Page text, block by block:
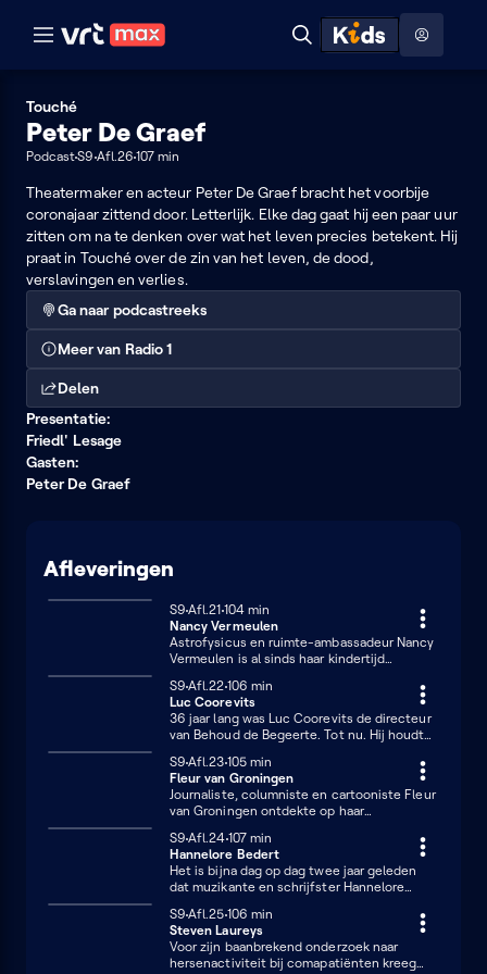
Naar hoofdinhoud Naar audiodescriptie Naar help
Zoeken
ontdekken
Touché
Peter De Graef
PodcastS9 Afl.26 107 min
Theatermaker en acteur Peter De Graef bracht het voorbije
coronajaar zittend door. Letterlijk. Elke dag gaat hij een paar uur
zitten om na te denken over wat het leven precies betekent. Hij
praat in Touché over de zin van het leven, de dood,
verslavingen en verlies.
Ga naar podcastreeks
Meer van Radio 1
Delen
Presentatie:
Friedl' Lesage
Gasten:
Peter De Graef
Afleveringen
Seizoen 9
S9Afl.21104 minuten
104 min
Nancy Vermeulen
Astrofysicus en ruimte-ambassadeur Nancy
Vermeulen is al sinds haar kindertijd
Steven Spielberg over Ufo’s en aliens
hebben daar zeker toe bijgedragen, maar
ook haar gesprek met Dirk Frimout, de
eerste Belg in de ruimte, deed haar dromen
over een leven tussen de planeten.
Seizoen 9
S9Afl.22106 minuten
106 min
Luc Coorevits
36 jaar lang was Luc Coorevits de directeur
van Behoud de Begeerte. Tot nu. Hij houdt
hoofd is binnengedrongen.
Seizoen 9
S9Afl.23105 minuten
105 min
Fleur van Groningen
Journaliste, columniste en cartooniste Fleur
van Groningen ontdekte op haar
werd misbruikt en gepest en daarna
sukkelde ze in een depressie. Dankzij de
kennis over hoogsensitiviteit kan ze nu haar
grenzen beter bewaken en legt ze vooral de
focus op de positieve eigenschappen.
Seizoen 9
S9Afl.24107 minuten
107 min
Hannelore Bedert
Het is bijna dag op dag twee jaar geleden
dat muzikante en schrijfster Hannelore
overleed aan hartfalen en liet haar achter
met twee jonge kinderen. Alsof dat nog niet
genoeg verdriet met zich meebracht, kwam
Bedert ook in een administratieve
Seizoen 9
S9Afl.25106 minuten
106 min
Steven Laureys
Voor zijn baanbrekend onderzoek naar
hersenactiviteit bij comapatiënten kreeg